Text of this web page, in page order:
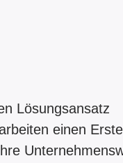
Lösungsansatz
einen